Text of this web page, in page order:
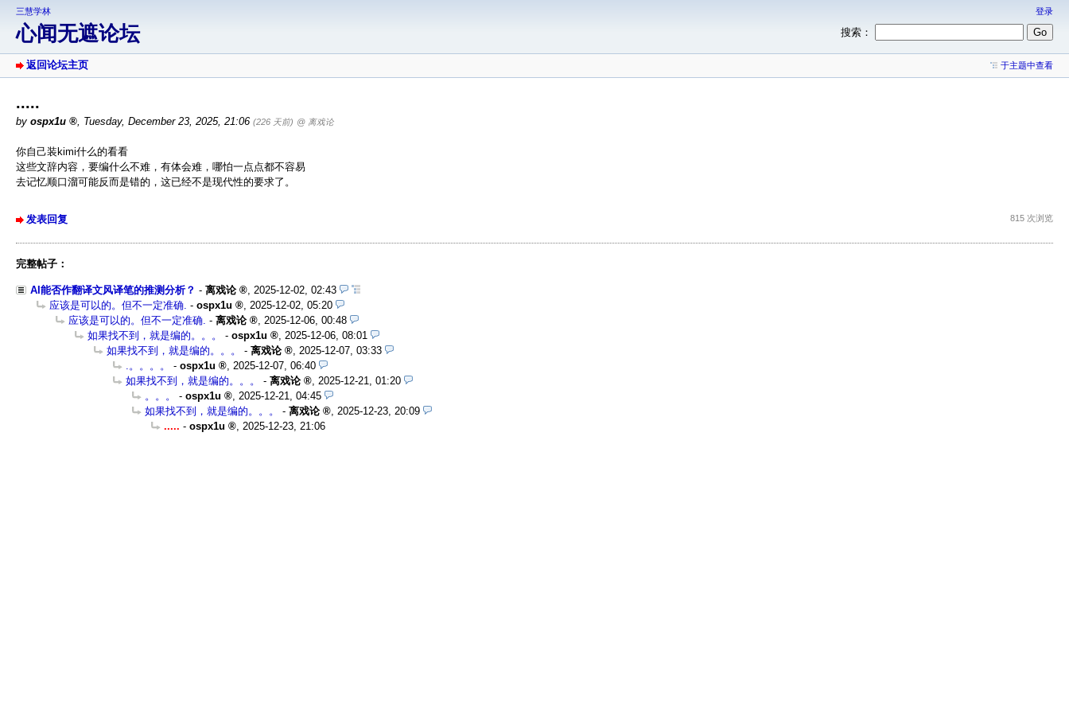
三慧学林
心闻无遮论坛
登录
搜索：
返回论坛主页 于主题中查看
.....
by ospx1u , Tuesday, December 23, 2025, 21:06 (226 天前) @ 离戏论
你自己装kimi什么的看看
这些文辞内容，要编什么不难，有体会难，哪怕一点点都不容易
去记忆顺口溜可能反而是错的，这已经不是现代性的要求了。
发表回复 815 次浏览
完整帖子：
AI能否作翻译文风译笔的推测分析？ - 离戏论
2025-12-02, 02:43
应该是可以的。但不一定准确. - ospx1u
2025-12-02, 05:20
应该是可以的。但不一定准确. - 离戏论
2025-12-06, 00:48
如果找不到，就是编的。。。
- ospx1u
2025-12-06, 08:01
如果找不到，就是编的。。。
- 离戏论
2025-12-07, 03:33
.。。。。
- ospx1u
2025-12-07, 06:40
如果找不到，就是编的。。。
- 离戏论
2025-12-21, 01:20
。。。
- ospx1u
2025-12-21, 04:45
如果找不到，就是编的。。。
- 离戏论
2025-12-23, 20:09
..... - ospx1u 2025-12-23, 21:06